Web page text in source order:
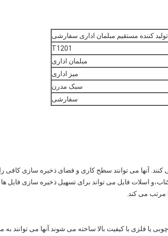
تولید کننده مستقیم مبلمان اداری سفارشی
T1201
مبلمان اداری
میز اداری
سبک مدرن
سفارشی
آنها می توانند سطح کاری و فضای ذخیره سازی کافی
اسلات فایل می تواند برای تسهیل ذخیره سازی فایل ها
مرتب می کند.
یا فلزی با کیفیت بالا ساخته می شوند.آنها می توانند به